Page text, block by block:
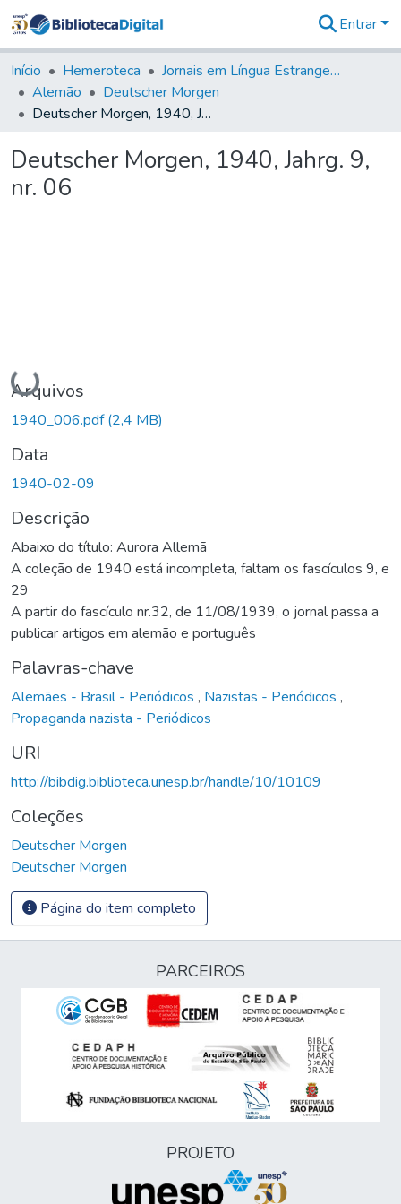
&
Coleções
Tudo na
Biblioteca
Estatísticas
Entrar
Início Hemeroteca
Jornais em Língua Estrangeira
Alemão
Deutscher Morgen
Deutscher Morgen, 1940, Jahrg. 9, nr. 06
Deutscher Morgen, 1940, Jahrg. 9,
nr. 06
Carregando...
Arquivos
1940_006.pdf(2,4 MB)
Data
1940-02-09
Descrição
Abaixo do título: Aurora Allemã
A coleção de 1940 está incompleta, faltam os fascículos 9, e
29
A partir do fascículo nr.32, de 11/08/1939, o jornal passa a
publicar artigos em alemão e português
Palavras-chave
Alemães - Brasil - Periódicos , Nazistas - Periódicos ,
Propaganda nazista - Periódicos
URI
http://bibdig.biblioteca.unesp.br/handle/10/10109
Coleções
Deutscher Morgen
Deutscher Morgen
Página do item completo
PARCEIROS
PROJETO